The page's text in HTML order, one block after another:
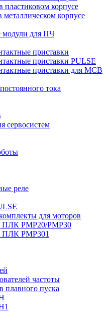
корпусе
корпусе
для ПЧ
приставки
приставки PULSE
приставки для MCB
тока
сервосистем
реле
для моторов
PMP20/PMP30
ПЛК PMP301
частоты
плавного пуска